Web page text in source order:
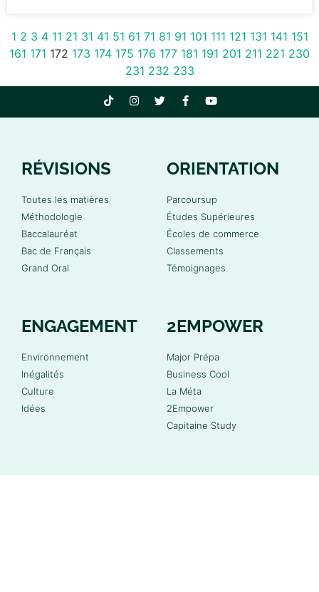
1 2 3 4 11 21 31 41 51 61 71 81 91 101 111 121 131 141 151
161 171 172 173 174 175 176 177 181 191 201 211 221 230
231 232 233
RÉVISIONS
Toutes les matières
Méthodologie
Baccalauréat
Bac de Français
Grand Oral
ORIENTATION
Parcoursup
Études Supérieures
Écoles de commerce
Classements
Témoignages
ENGAGEMENT
Environnement
Inégalités
Culture
Idées
2EMPOWER
Major Prépa
Business Cool
La Méta
2Empower
Capitaine Study